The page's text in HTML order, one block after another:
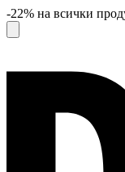
-22% на всички